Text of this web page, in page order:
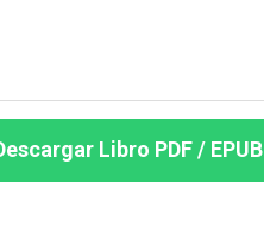
Libro PDF / EPUB